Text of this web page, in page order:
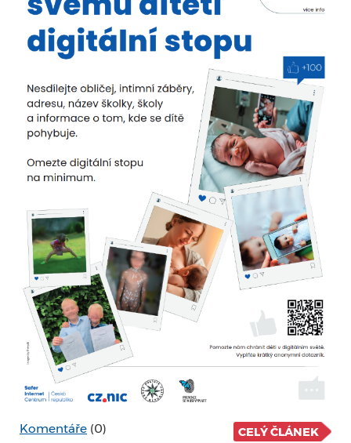
Komentáře (0) CELÝ ČLÁNEK